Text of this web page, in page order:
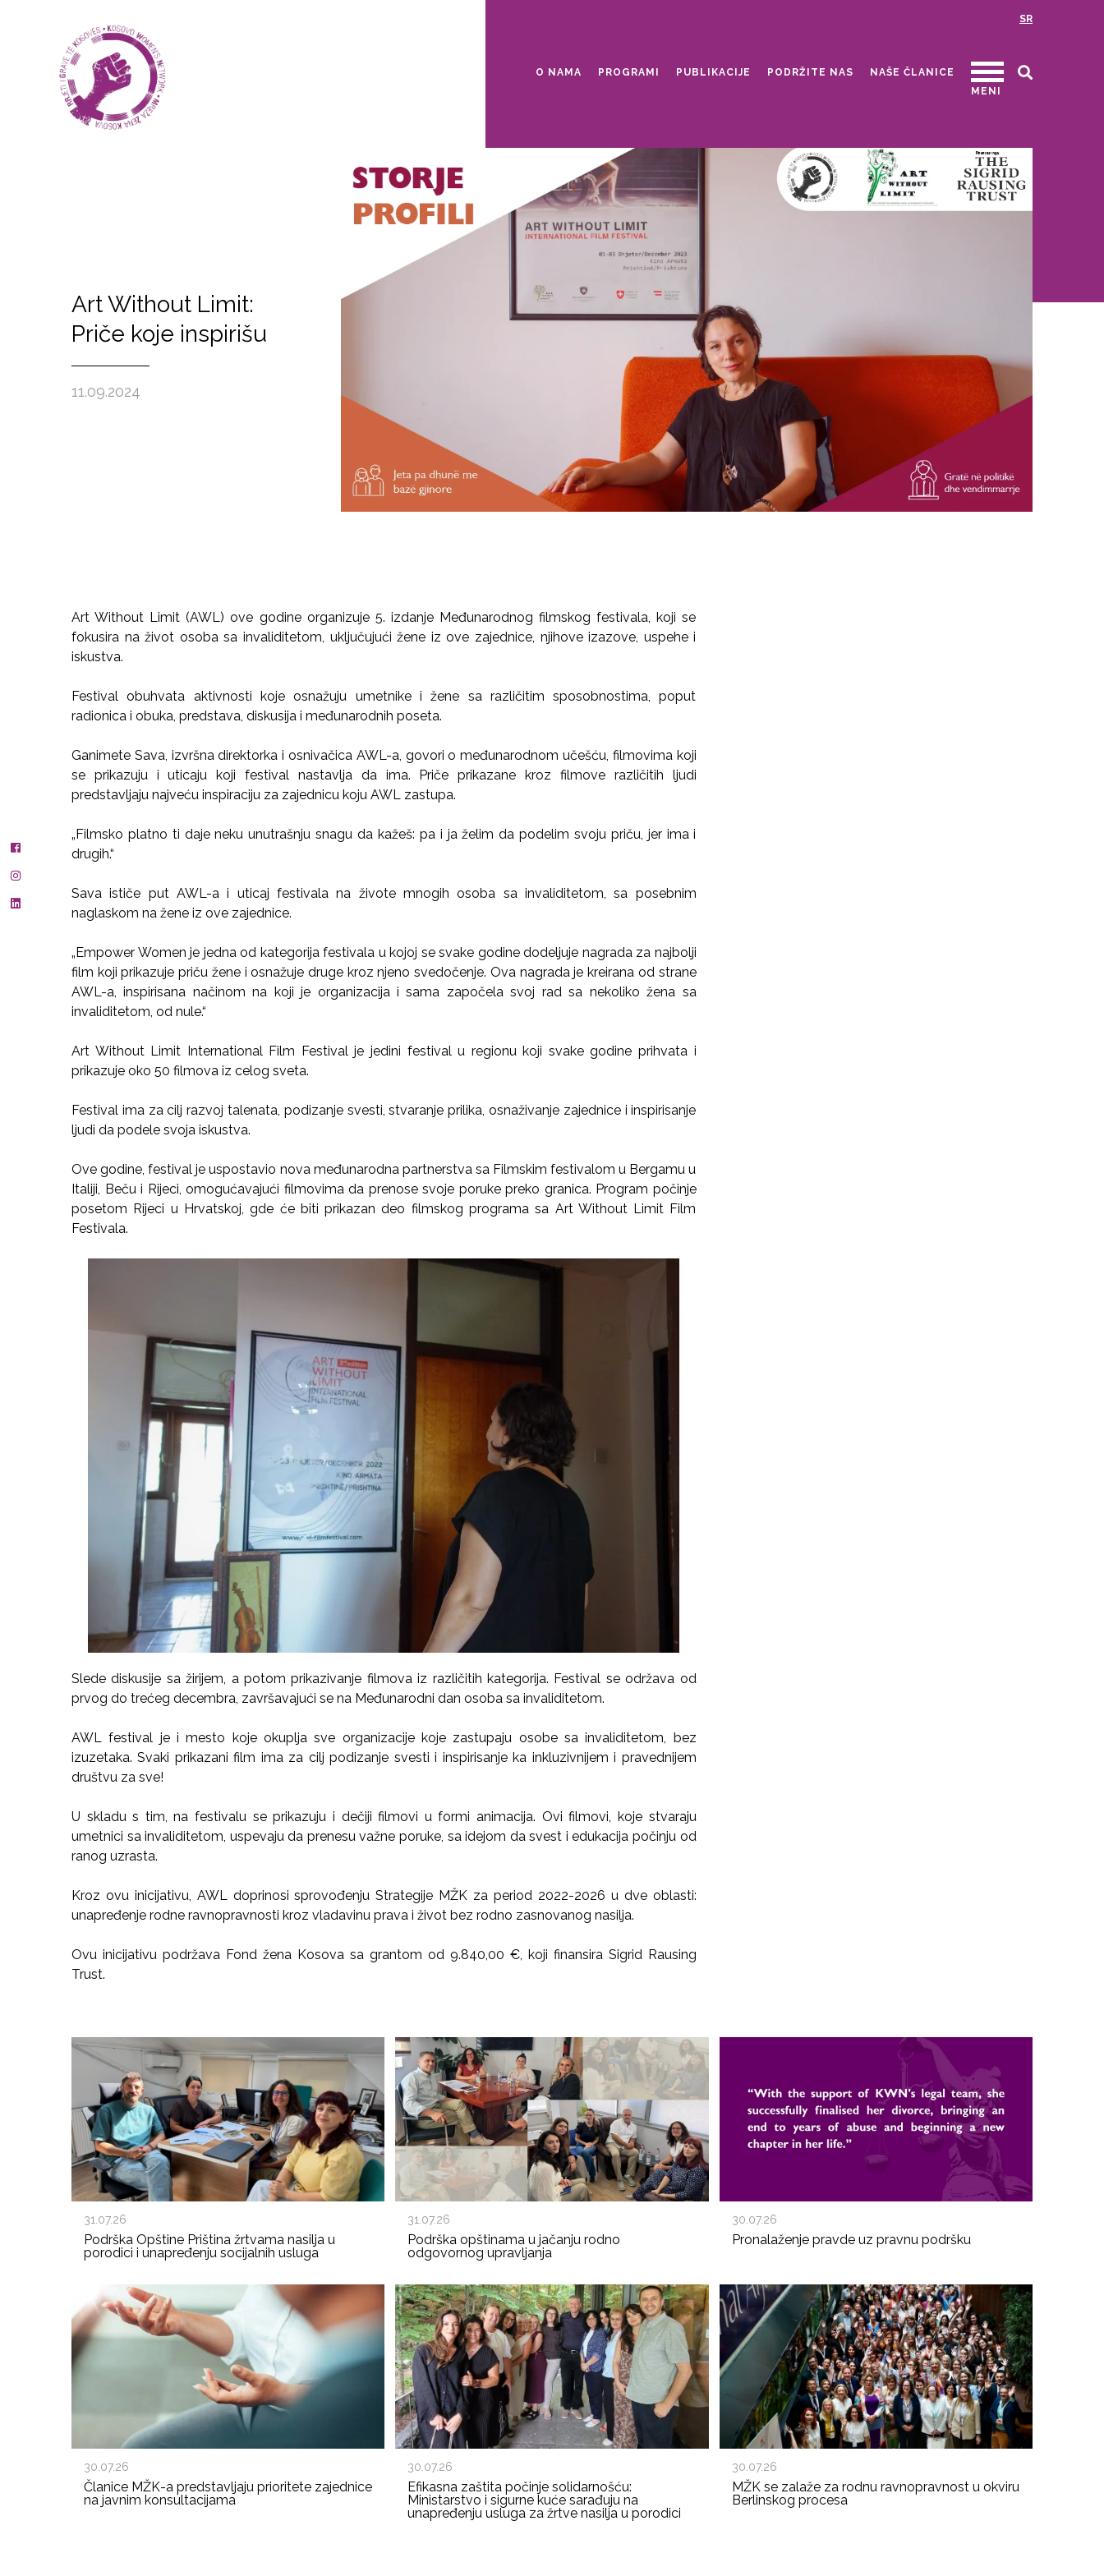
SR
O NAMA PROGRAMI PUBLIKACIJE PODRŽITE NAS
NAŠE ČLANICE
MENI
Art Without Limit:
Priče koje inspirišu
11.09.2024
Art Without Limit (AWL) ove godine organizuje 5. izdanje Međunarodnog filmskog festivala, koji se
fokusira na život osoba sa invaliditetom, uključujući žene iz ove zajednice, njihove izazove, uspehe i
iskustva.
Festival obuhvata aktivnosti koje osnažuju umetnike i žene sa različitim sposobnostima, poput
radionica i obuka, predstava, diskusija i međunarodnih poseta.
Ganimete Sava, izvršna direktorka i osnivačica AWL-a, govori o međunarodnom učešću, filmovima koji
se prikazuju i uticaju koji festival nastavlja da ima. Priče prikazane kroz filmove različitih ljudi
predstavljaju najveću inspiraciju za zajednicu koju AWL zastupa.
„Filmsko platno ti daje neku unutrašnju snagu da kažeš: pa i ja želim da podelim svoju priču, jer ima i
drugih.“
Sava ističe put AWL-a i uticaj festivala na živote mnogih osoba sa invaliditetom, sa posebnim
naglaskom na žene iz ove zajednice.
„Empower Women je jedna od kategorija festivala u kojoj se svake godine dodeljuje nagrada za najbolji
film koji prikazuje priču žene i osnažuje druge kroz njeno svedočenje. Ova nagrada je kreirana od strane
AWL-a, inspirisana načinom na koji je organizacija i sama započela svoj rad sa nekoliko žena sa
invaliditetom, od nule.“
Art Without Limit International Film Festival je jedini festival u regionu koji svake godine prihvata i
prikazuje oko 50 filmova iz celog sveta.
Festival ima za cilj razvoj talenata, podizanje svesti, stvaranje prilika, osnaživanje zajednice i inspirisanje
ljudi da podele svoja iskustva.
Ove godine, festival je uspostavio nova međunarodna partnerstva sa Filmskim festivalom u Bergamu u
Italiji, Beču i Rijeci, omogućavajući filmovima da prenose svoje poruke preko granica. Program počinje
posetom Rijeci u Hrvatskoj, gde će biti prikazan deo filmskog programa sa Art Without Limit Film
Festivala.
Slede diskusije sa žirijem, a potom prikazivanje filmova iz različitih kategorija. Festival se održava od
prvog do trećeg decembra, završavajući se na Međunarodni dan osoba sa invaliditetom.
AWL festival je i mesto koje okuplja sve organizacije koje zastupaju osobe sa invaliditetom, bez
izuzetaka. Svaki prikazani film ima za cilj podizanje svesti i inspirisanje ka inkluzivnijem i pravednijem
društvu za sve!
U skladu s tim, na festivalu se prikazuju i dečiji filmovi u formi animacija. Ovi filmovi, koje stvaraju
umetnici sa invaliditetom, uspevaju da prenesu važne poruke, sa idejom da svest i edukacija počinju od
ranog uzrasta.
Kroz ovu inicijativu, AWL doprinosi sprovođenju Strategije MŽK za period 2022-2026 u dve oblasti:
unapređenje rodne ravnopravnosti kroz vladavinu prava i život bez rodno zasnovanog nasilja.
Ovu inicijativu podržava Fond žena Kosova sa grantom od 9.840,00 €, koji finansira Sigrid Rausing
Trust.
31.07.26
Podrška Opštine Priština žrtvama nasilja u
porodici i unapređenju socijalnih usluga
31.07.26
Podrška opštinama u jačanju rodno
odgovornog upravljanja
30.07.26
Pronalaženje pravde uz pravnu podršku
30.07.26
Članice MŽK-a predstavljaju prioritete zajednice
na javnim konsultacijama
30.07.26
Efikasna zaštita počinje solidarnošću:
Ministarstvo i sigurne kuće sarađuju na
unapređenju usluga za žrtve nasilja u porodici
30.07.26
MŽK se zalaže za rodnu ravnopravnost u okviru
Berlinskog procesa